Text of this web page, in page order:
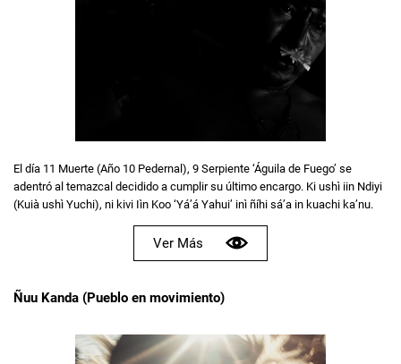
El día 11 Muerte (Año 10 Pedernal), 9 Serpiente ‘Águila de Fuego’ se
adentró al temazcal decidido a cumplir su último encargo. Ki ushì iin Ndiyi
(Kuià ushì Yuchi), ni kivi Iìn Koo ‘Yá’á Yahui’ inì ñíhi sá’a in kuachi ka’nu.
Ver Más
Ñuu Kanda (Pueblo en movimiento)